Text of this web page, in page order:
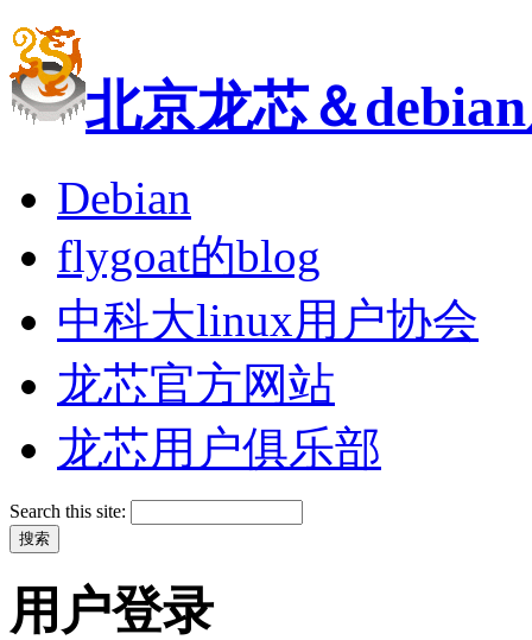
北京龙芯＆
Debian
flygoat的blog
中科大linux用户协会
龙芯官方网站
龙芯用户俱乐部
Search this site:
用户登录